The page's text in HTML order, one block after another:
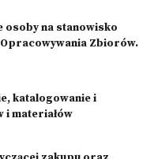
osoby na stanowisko
Zbiorów.
katalogowanie i
i materiałów